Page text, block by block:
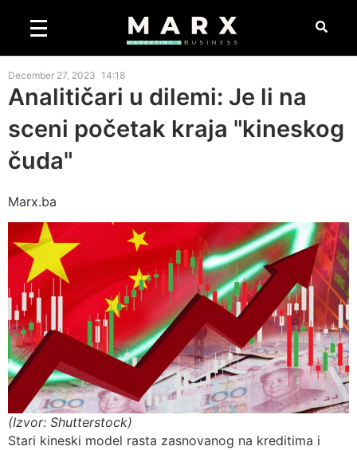
December 27, 2023 14:18
Analitičari u dilemi: Je li na
sceni početak kraja "kineskog
čuda"
Marx.ba
(Izvor: Shutterstock)
Stari kineski model rasta zasnovanog na kreditima i